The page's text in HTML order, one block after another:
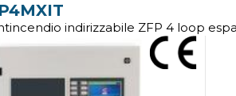
indirizzabile ZFP 4 loop